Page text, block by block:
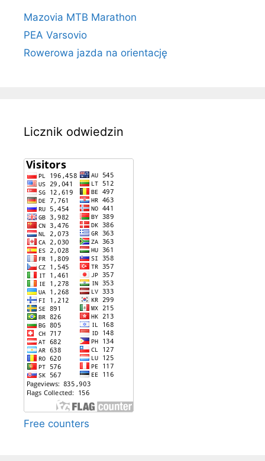
Mazovia MTB Marathon
PEA Varsovio
Rowerowa jazda na orientację
Licznik odwiedzin
Free counters